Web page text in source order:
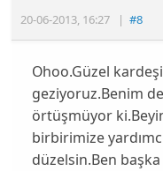
20-06-2013, 16:27 |#8
Ohoo.Güzel
geziyoruz.Benim
örtüşmüyor
birbirimize
düzelsin.Ben